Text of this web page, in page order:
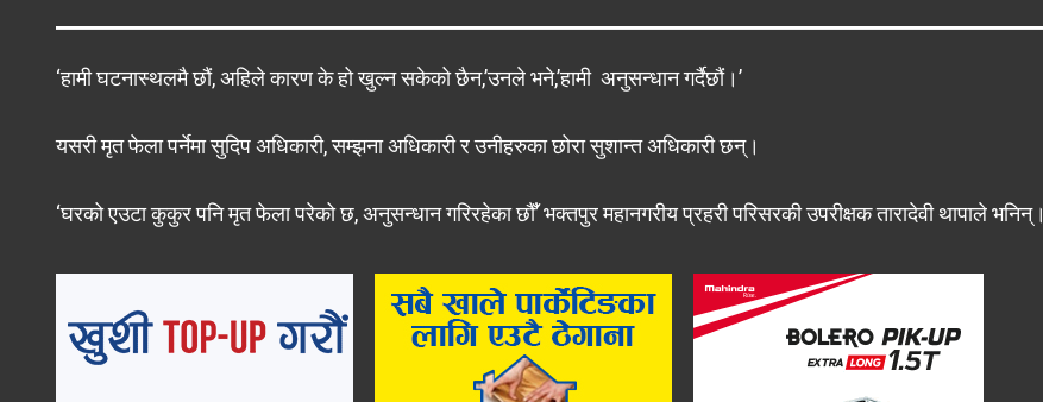
‘हामी घटनास्थलमै छौं, अहिले कारण के हो खुल्न सकेको छैन,’उनले भने,’हामी अनुसन्धान गर्दैछौं।’
यसरी मृत फेला पर्नेमा सुदिप अधिकारी, सम्झना अधिकारी र उनीहरुका छोरा सुशान्त अधिकारी छन्।
‘घरको एउटा कुकुर पनि मृत फेला परेको छ, अनुसन्धान गरिरहेका छौँ’ भक्तपुर महानगरीय प्रहरी परिसरकी उपरीक्षक तारादेवी थापाले भनिन्।